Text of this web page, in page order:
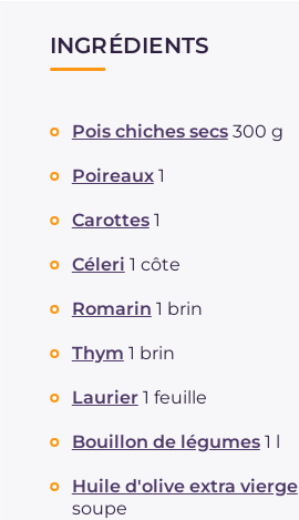
INGRÉDIENTS
Pois chiches secs 300 g
Poireaux 1
Carottes 1
Céleri 1 côte
Romarin 1 brin
Thym 1 brin
Laurier 1 feuille
Bouillon de légumes 1 l
Huile d'olive extra vierge
soupe